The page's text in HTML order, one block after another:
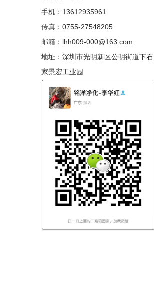
手机：13612935961
传真：0755-27548205
邮箱：lhh009-000@163.com
地址：深圳市光明新区公明街道下石
家景宏工业园